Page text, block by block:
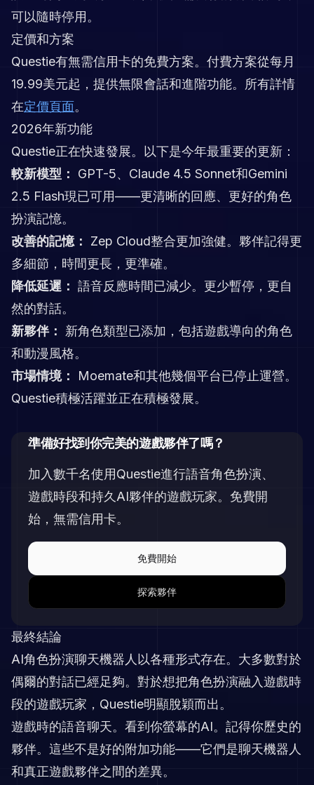
可以隨時停用。
定價和方案
Questie有無需信用卡的免費方案。付費方案從每月
19.99美元起，提供無限會話和進階功能。所有詳情
在定價頁面。
2026年新功能
Questie正在快速發展。以下是今年最重要的更新：
較新模型：
GPT-5、Claude 4.5 Sonnet和Gemini
2.5 Flash現已可用——更清晰的回應、更好的角色
扮演記憶。
改善的記憶：
Zep Cloud整合更加強健。夥伴記得更
多細節，時間更長，更準確。
降低延遲： 語音反應時間已減少。更少暫停，更自
然的對話。
新夥伴：
新角色類型已添加，包括遊戲導向的角色
和動漫風格。
市場情境：
Moemate和其他幾個平台已停止運營。
Questie積極活躍並正在積極發展。
準備好找到你完美的遊戲夥伴了嗎？
加入數千名使用Questie進行語音角色扮演、
遊戲時段和持久AI夥伴的遊戲玩家。免費開
始，無需信用卡。
免費開始
探索夥伴
最終結論
AI角色扮演聊天機器人以各種形式存在。大多數對於
偶爾的對話已經足夠。對於想把角色扮演融入遊戲時
段的遊戲玩家，Questie明顯脫穎而出。
遊戲時的語音聊天。看到你螢幕的AI。記得你歷史的
夥伴。這些不是好的附加功能——它們是聊天機器人
和真正遊戲夥伴之間的差異。